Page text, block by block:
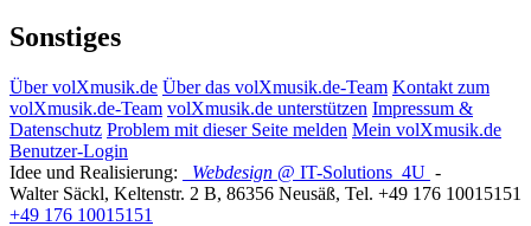
Sonstiges
Über volXmusik.de Über das volXmusik.de-Team Kontakt zum
volXmusik.de-Team volXmusik.de unterstützen Impressum &
Datenschutz Problem mit dieser Seite melden Mein volXmusik.de
Benutzer-Login
Idee und Realisierung:
Webdesign @ IT-Solutions 4U -
Walter Säckl, Keltenstr. 2 B, 86356 Neusäß, Tel. +49 176 10015151
+49 176 10015151